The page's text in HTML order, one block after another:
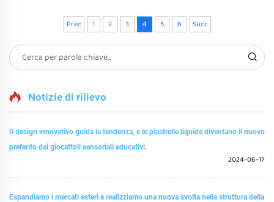
futuro del gioco educativo.
Prec 1 2 3 4 5 6 Succ
Notizie di rilievo
Il design innovativo guida la tendenza, e le piastrelle liquide diventano il nuovo
preferito dei giocattoli sensoriali educativi.
2024-06-17
Espandiamo i mercati esteri e realizziamo una nuova svolta nella struttura della